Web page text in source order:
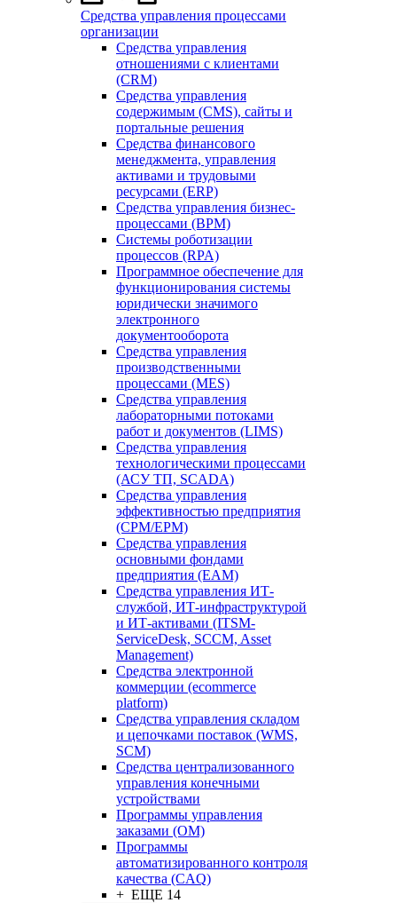
Средства управления процессами
организации
Средства управления
отношениями с клиентами
(CRM)
Средства управления
содержимым (CMS), сайты и
портальные решения
Средства финансового
менеджмента, управления
активами и трудовыми
ресурсами (ERP)
Средства управления бизнес-
процессами (BPM)
Системы роботизации
процессов (RPA)
Программное обеспечение для
функционирования системы
юридически значимого
электронного
документооборота
Средства управления
производственными
процессами (MES)
Средства управления
лабораторными потоками
работ и документов (LIMS)
Средства управления
технологическими процессами
(АСУ ТП, SCADA)
Средства управления
эффективностью предприятия
(CPM/EPM)
Средства управления
основными фондами
предприятия (EAM)
Средства управления ИТ-
службой, ИТ-инфраструктурой
и ИТ-активами (ITSM-
ServiceDesk, SCCM, Asset
Management)
Средства электронной
коммерции (ecommerce
platform)
Средства управления складом
и цепочками поставок (WMS,
SCM)
Средства централизованного
управления конечными
устройствами
Программы управления
заказами (OM)
Программы
автоматизированного контроля
качества (CAQ)
+ ЕЩЕ 14